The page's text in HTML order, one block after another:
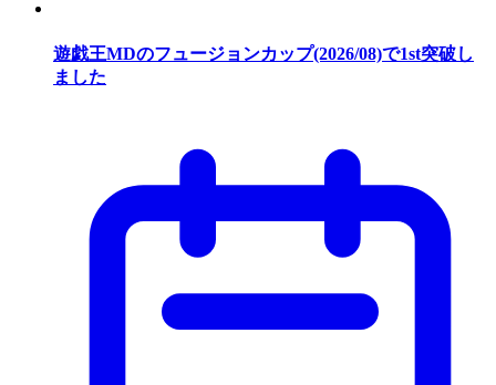
遊戯王MDのフュージョンカップ(2026/08)で1st突破し
ました